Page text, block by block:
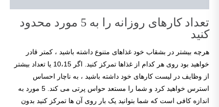
تعداد کارهای روزانه را به 5 مورد محدود
کنید
هرچه بیشتر در بشقاب خود غذاهای متنوع داشته باشید ، کمتر قادر
خواهید بود روی هر کدام از غذاها تمرکز کنید. اگر 10،15 یا تعداد بیشتر
از وظایف در لیست کارهای خود داشته باشید ، به ناچار احساس
استرس خواهید کرد و شما را مستعد حواس پرتی می کند. 5 مورد به
اندازه کافی است که شما بتوانید یک بار روی آن ها تمرکز کنید بدون